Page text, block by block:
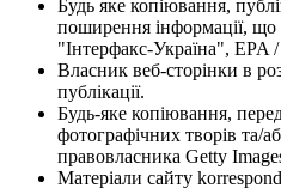
Будь яке копіювання,
поширення інформації, що
"Інтерфакс-Україна", EPA
Власник веб-сторінки в
публікації.
Будь-яке копіювання,
фотографічних творів та/
правовласника Getty
Матеріали сайту